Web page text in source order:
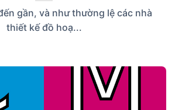
gần, và như thường lệ các nhà
thiết kế đồ hoạ...